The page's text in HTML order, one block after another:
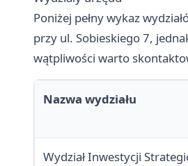
Poniżej pełny wykaz
przy ul. Sobieskiego 7,
wątpliwości warto
Nazwa wydziału
Wydział Inwestycji